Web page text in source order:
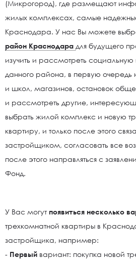
(Микрогород), где размещают
жилых комплексах, самые
Краснодара. У нас Вы можете
район Краснодара для будущего
изучить и рассмотреть
данного района, в первую очередь
и школ, магазинов, остановок
и рассмотреть другие,
выбрать жилой комплекс и новую
квартиру, и только после этого
застройщиком, согласовать все
после этого направляться с
Фонд.
У Вас могут появиться несколько
трехкомнатной квартиры в
застройщика, например:
- Первый вариант: покупка новой